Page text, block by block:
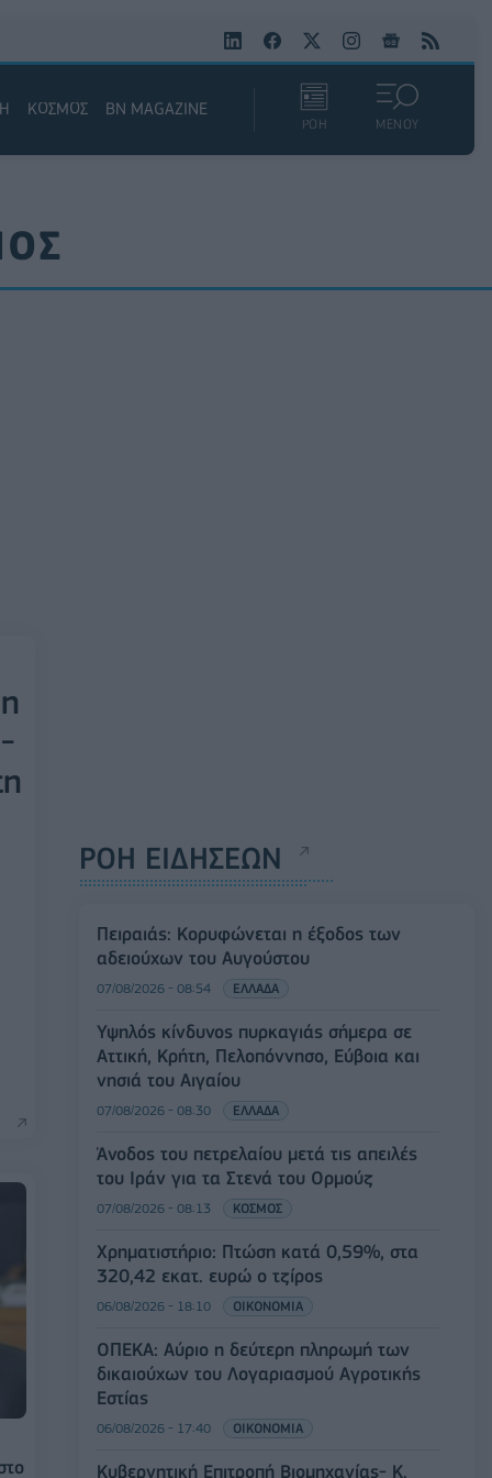
ΚΟΣΜΟΣ BN MAGAZINE
ΡΟΗ ΜΕΝΟΥ
ΡΟΗ ΕΙΔΗΣΕΩΝ
Πειραιάς: Κορυφώνεται η έξοδος των
αδειούχων του Αυγούστου
07/08/2026 - 08:54 ΕΛΛΑΔΑ
Υψηλός κίνδυνος πυρκαγιάς σήμερα σε
Αττική, Κρήτη, Πελοπόννησο, Εύβοια και
νησιά του Αιγαίου
07/08/2026 - 08:30 ΕΛΛΑΔΑ
Άνοδος του πετρελαίου μετά τις απειλές
του Ιράν για τα Στενά του Ορμούζ
07/08/2026 - 08:13 ΚΟΣΜΟΣ
Χρηματιστήριο: Πτώση κατά 0,59%, στα
320,42 εκατ. ευρώ ο τζίρος
06/08/2026 - 18:10 ΟΙΚΟΝΟΜΙΑ
ΟΠΕΚΑ: Αύριο η δεύτερη πληρωμή των
δικαιούχων του Λογαριασμού Αγροτικής
Εστίας
06/08/2026 - 17:40 ΟΙΚΟΝΟΜΙΑ
Κυβερνητική Επιτροπή Βιομηχανίας- Κ.